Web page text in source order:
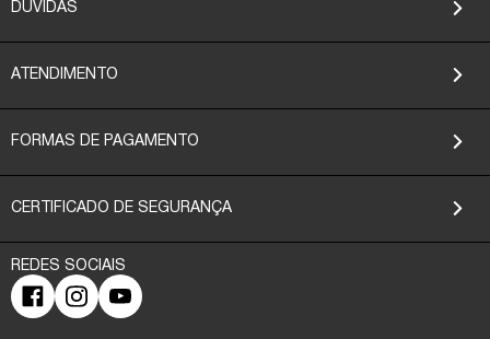
DÚVIDAS
ATENDIMENTO
FORMAS DE PAGAMENTO
CERTIFICADO DE SEGURANÇA